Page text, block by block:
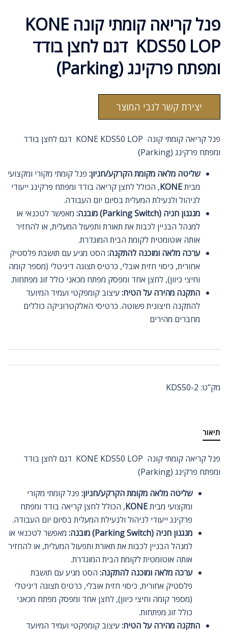
פנל קריאה קומתי קונה KONE
KDS50 LOP דגם לחצן בודד
ומפתח פרקינג (Parking)
יצירת קשר לגבי המוצר
פנל קריאה קומתי קונה KONE KDS50 LOP דגם לחצן בודד
ומפתח פרקינג (Parking)
שליטה מלאה מקומת הקרקע/חניון: פנל קומתי מקורי ומקצועי
מביתKONE, הכולל לחצן קריאה בודד ומפתח פרקינג ייעודי
לניהול ולנעילת המעלית בסיום יום העבודה.
מנגנון חניה (Parking Switch) מובנה:
מאפשר לטכנאי או
למנהל הבניין לכבות את תאורת ותפעול המעלית, או להחזיר
אותה אוטומטית לקומת הבית המוגדרת.
ערכה מלאה ומוכנה להתקנה: הסט מגיע עם תושבת פלסטיק
אחורית, כיסוי חזית אובלי, כרטיס תצוגה דיגיטלי (מספר קומה
וחיצי כיוון), לחצן אחד ומפסק מפתח מכאני כולל זוג מפתחות.
התקנה מהירה על הטיח:עיצוב קומפקטי ועמיד המיועד
להתקנה חיצונית פשוטה. כרטיסי האלקטרוניקה כוללים
מחברים מהירים
מק"ט: KDS50-2
תיאור
פנל קריאה קומתי קונה KONE KDS50 LOP דגם לחצן בודד
ומפתח פרקינג (Parking)
שליטה מלאה מקומת הקרקע/חניון: פנל קומתי מקורי
ומקצועי מביתKONE, הכולל לחצן קריאה בודד ומפתח
פרקינג ייעודי לניהול ולנעילת המעלית בסיום יום העבודה.
מנגנון חניה (Parking Switch) מובנה:
מאפשר לטכנאי או
למנהל הבניין לכבות את תאורת ותפעול המעלית, או להחזיר
אותה אוטומטית לקומת הבית המוגדרת.
ערכה מלאה ומוכנה להתקנה: הסט מגיע עם תושבת
פלסטיק אחורית, כיסוי חזית אובלי, כרטיס תצוגה דיגיטלי
(מספר קומה וחיצי כיוון), לחצן אחד ומפסק מפתח מכאני
כולל זוג מפתחות.
התקנה מהירה על הטיח:עיצוב קומפקטי ועמיד המיועד